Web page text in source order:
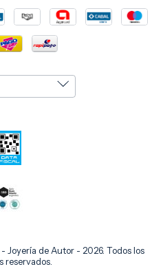
Joyería de Autor - 2026. Todos los
reservados.